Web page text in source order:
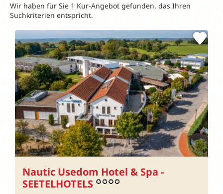
Wir haben für Sie 1 Kur-Angebot gefunden, das Ihren
Suchkriterien entspricht.
Nautic Usedom Hotel & Spa -
SEETELHOTELS